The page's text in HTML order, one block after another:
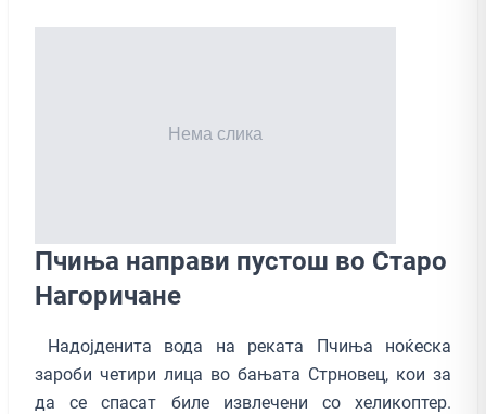
Пчиња направи пустош во Старо
Нагоричане
Надојденита вода на реката Пчиња ноќеска
зароби четири лица во бањата Стрновец, кои за
да се спасат биле извлечени со хеликоптер.